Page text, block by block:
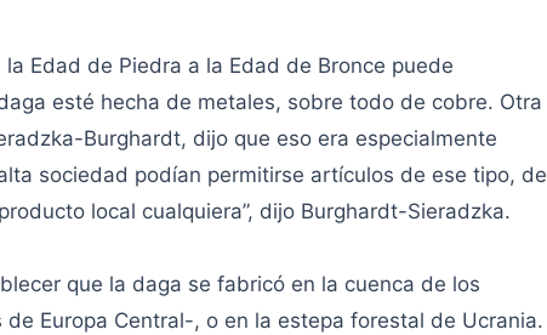
Edad de Piedra a la Edad de Bronce puede
esté hecha de metales, sobre todo de cobre. Otra
Burghardt, dijo que eso era especialmente
sociedad podían permitirse artículos de ese tipo, de
local cualquiera”, dijo Burghardt-Sieradzka.
que la daga se fabricó en la cuenca de los
Europa Central-, o en la estepa forestal de Ucrania.